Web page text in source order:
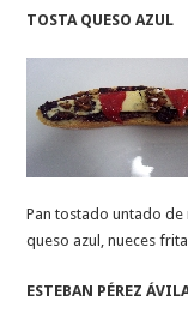
TOSTA QUESO AZUL
Pan tostado untado
queso azul, nueces
ESTEBAN PÉREZ